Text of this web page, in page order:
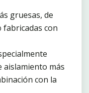
gruesas, de
con
aislamiento más
con la